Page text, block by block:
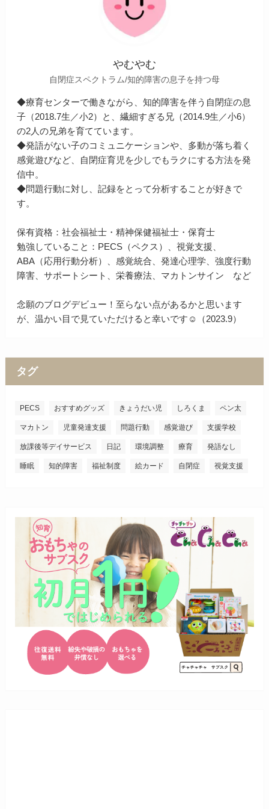
やむやむ
自閉症スペクトラム/知的障害の息子を持つ母
◆療育センターで働きながら、知的障害を伴う自閉症の息
子（2018.7生／小2）と、繊細すぎる兄（2014.9生／小6）
の2人の兄弟を育てています。
◆発語がない子のコミュニケーションや、多動が落ち着く
感覚遊びなど、自閉症育児を少しでもラクにする方法を発
信中。
◆問題行動に対し、記録をとって分析することが好きで
す。
保有資格：社会福祉士・精神保健福祉士・保育士
勉強していること：PECS（ペクス）、視覚支援、
ABA（応用行動分析）、感覚統合、発達心理学、強度行動
障害、サポートシート、栄養療法、マカトンサイン など
念願のブログデビュー！至らない点があるかと思います
が、温かい目で見ていただけると幸いです☺（2023.9）
タグ
PECS おすすめグッズ きょうだい児 しろくま ペン太
マカトン 児童発達支援 問題行動 感覚遊び 支援学校
放課後等デイサービス 日記 環境調整 療育 発語なし
睡眠 知的障害 福祉制度 絵カード 自閉症 視覚支援